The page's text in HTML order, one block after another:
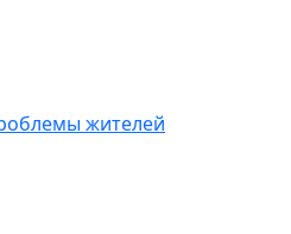
жителей